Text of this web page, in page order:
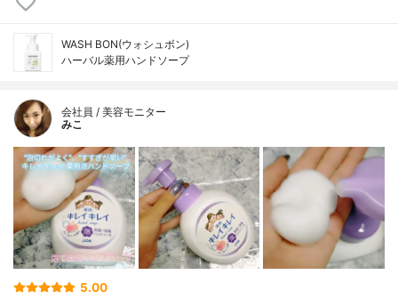
WASH BON(ウォシュボン)
ハーバル薬用ハンドソープ
会社員 / 美容モニター
みこ
5.00